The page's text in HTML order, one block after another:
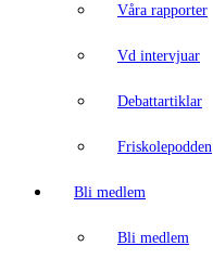
Våra rapporter
Vd intervjuar
Debattartiklar
Friskolepodden
Bli medlem
Bli medlem